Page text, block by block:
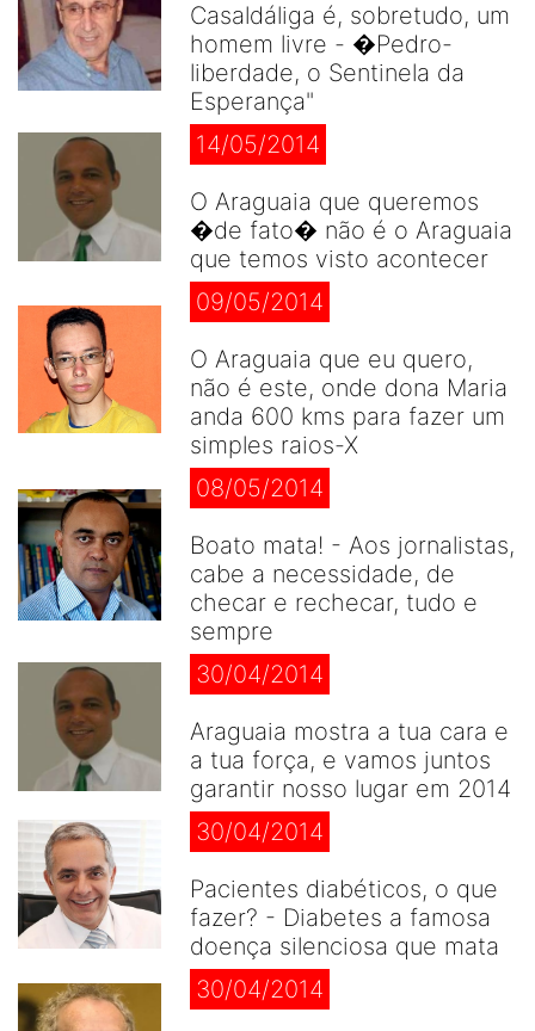
Casaldáliga é, sobretudo, um
homem livre - �Pedro-
liberdade, o Sentinela da
Esperança"
14/05/2014
O Araguaia que queremos
�de fato� não é o Araguaia
que temos visto acontecer
09/05/2014
O Araguaia que eu quero,
não é este, onde dona Maria
anda 600 kms para fazer um
simples raios-X
08/05/2014
Boato mata! - Aos jornalistas,
cabe a necessidade, de
checar e rechecar, tudo e
sempre
30/04/2014
Araguaia mostra a tua cara e
a tua força, e vamos juntos
garantir nosso lugar em 2014
30/04/2014
Pacientes diabéticos, o que
fazer? - Diabetes a famosa
doença silenciosa que mata
30/04/2014